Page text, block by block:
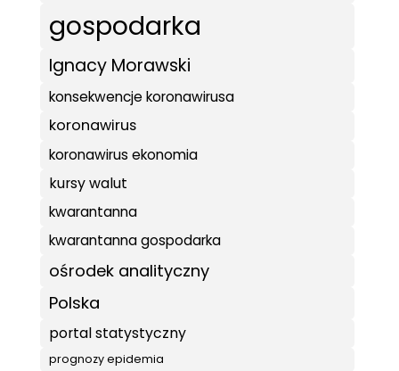
gospodarka
Ignacy Morawski
konsekwencje koronawirusa
koronawirus
koronawirus ekonomia
kursy walut
kwarantanna
kwarantanna gospodarka
ośrodek analityczny
Polska
portal statystyczny
prognozy epidemia